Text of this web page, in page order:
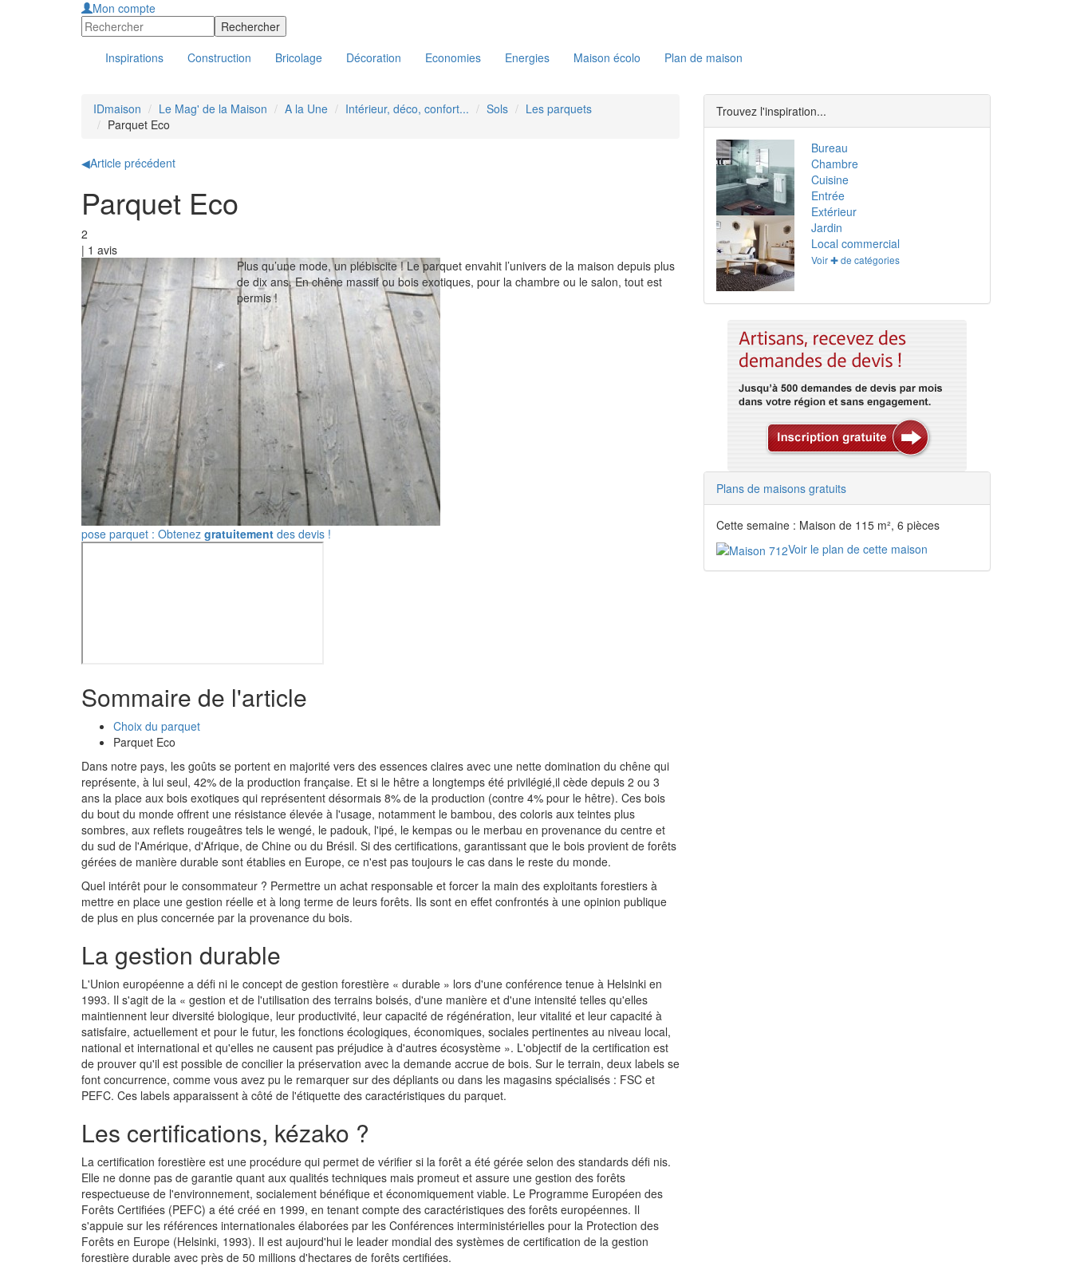
Mon compte
Inspirations Construction Bricolage Décoration Economies Energies Maison écolo Plan de maison
IDmaison Le Mag' de la Maison A la Une Intérieur, déco, confort... Sols
Les parquets
Parquet Eco
◀Article précédent
Parquet Eco
2
| 1 avis
Plus qu’une mode, un plébiscite ! Le parquet envahit l’univers de la maison depuis plus
de dix ans. En chêne massif ou bois exotiques, pour la chambre ou le salon, tout est
permis !
pose parquet : Obtenez gratuitement des devis !
Sommaire de l'article
Choix du parquet
Parquet Eco
Dans notre pays, les goûts se portent en majorité vers des essences claires avec une nette domination du chêne qui
représente, à lui seul, 42% de la production française. Et si le hêtre a longtemps été privilégié,il cède depuis 2 ou 3
ans la place aux bois exotiques qui représentent désormais 8% de la production (contre 4% pour le hêtre). Ces bois
du bout du monde offrent une résistance élevée à l'usage, notamment le bambou, des coloris aux teintes plus
sombres, aux reflets rougeâtres tels le wengé, le padouk, l'ipé, le kempas ou le merbau en provenance du centre et
du sud de l'Amérique, d'Afrique, de Chine ou du Brésil. Si des certifications, garantissant que le bois provient de forêts
gérées de manière durable sont établies en Europe, ce n'est pas toujours le cas dans le reste du monde.
Quel intérêt pour le consommateur ? Permettre un achat responsable et forcer la main des exploitants forestiers à
mettre en place une gestion réelle et à long terme de leurs forêts. Ils sont en effet confrontés à une opinion publique
de plus en plus concernée par la provenance du bois.
La gestion durable
L'Union européenne a défi ni le concept de gestion forestière « durable » lors d'une conférence tenue à Helsinki en
1993. Il s'agit de la « gestion et de l'utilisation des terrains boisés, d'une manière et d'une intensité telles qu'elles
maintiennent leur diversité biologique, leur productivité, leur capacité de régénération, leur vitalité et leur capacité à
satisfaire, actuellement et pour le futur, les fonctions écologiques, économiques, sociales pertinentes au niveau local,
national et international et qu'elles ne causent pas préjudice à d'autres écosystème ». L'objectif de la certification est
de prouver qu'il est possible de concilier la préservation avec la demande accrue de bois. Sur le terrain, deux labels se
font concurrence, comme vous avez pu le remarquer sur des dépliants ou dans les magasins spécialisés : FSC et
PEFC. Ces labels apparaissent à côté de l'étiquette des caractéristiques du parquet.
Les certifications, kézako ?
La certification forestière est une procédure qui permet de vérifier si la forêt a été gérée selon des standards défi nis.
Elle ne donne pas de garantie quant aux qualités techniques mais promeut et assure une gestion des forêts
respectueuse de l'environnement, socialement bénéfique et économiquement viable. Le Programme Européen des
Forêts Certifiées (PEFC) a été créé en 1999, en tenant compte des caractéristiques des forêts européennes. Il
s'appuie sur les références internationales élaborées par les Conférences interministérielles pour la Protection des
Forêts en Europe (Helsinki, 1993). Il est aujourd'hui le leader mondial des systèmes de certification de la gestion
forestière durable avec près de 50 millions d'hectares de forêts certifiées.
Trouvez l'inspiration...
Bureau
Chambre
Cuisine
Entrée
Extérieur
Jardin
Local commercial
Voir ✚ de catégories
Plans de maisons gratuits
Cette semaine : Maison de 115 m², 6 pièces
Voir le plan de cette maison